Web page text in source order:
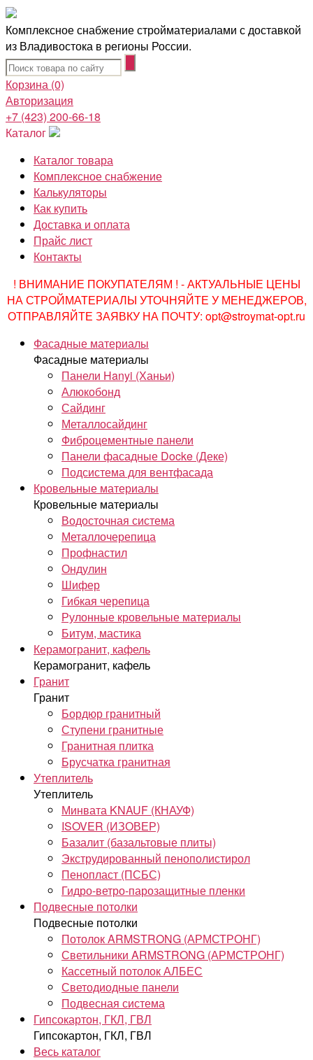
Комплексное снабжение стройматериалами с доставкой
из Владивостока в регионы России.
Корзина (0)
Авторизация
+7 (423) 200-66-18
Каталог
Каталог товара
Комплексное снабжение
Калькуляторы
Как купить
Доставка и оплата
Прайс лист
Контакты
! ВНИМАНИЕ ПОКУПАТЕЛЯМ ! - АКТУАЛЬНЫЕ ЦЕНЫ
НА СТРОЙМАТЕРИАЛЫ УТОЧНЯЙТЕ У МЕНЕДЖЕРОВ,
ОТПРАВЛЯЙТЕ ЗАЯВКУ НА ПОЧТУ: opt@stroymat-opt.ru
Фасадные материалы
Фасадные материалы
Панели Hanyi (Ханьи)
Алюкобонд
Сайдинг
Металлосайдинг
Фиброцементные панели
Панели фасадные Docke (Деке)
Подсистема для вентфасада
Кровельные материалы
Кровельные материалы
Водосточная система
Металлочерепица
Профнастил
Ондулин
Шифер
Гибкая черепица
Рулонные кровельные материалы
Битум, мастика
Керамогранит, кафель
Керамогранит, кафель
Гранит
Гранит
Бордюр гранитный
Ступени гранитные
Гранитная плитка
Брусчатка гранитная
Утеплитель
Утеплитель
Минвата KNAUF (КНАУФ)
ISOVER (ИЗОВЕР)
Базалит (базальтовые плиты)
Экструдированный пенополистирол
Пенопласт (ПСБС)
Гидро-ветро-парозащитные пленки
Подвесные потолки
Подвесные потолки
Потолок ARMSTRONG (АРМСТРОНГ)
Светильники ARMSTRONG (АРМСТРОНГ)
Кассетный потолок АЛБЕС
Светодиодные панели
Подвесная система
Гипсокартон, ГКЛ, ГВЛ
Гипсокартон, ГКЛ, ГВЛ
Весь каталог